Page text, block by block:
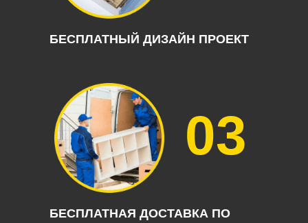
БЕСПЛАТНЫЙ ДИЗАЙН ПРОЕКТ
БЕСПЛАТНАЯ ДОСТАВКА ПО
03